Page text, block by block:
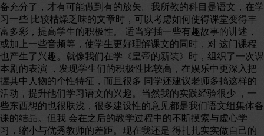
备充分了，才有可能做到有的放矢。我所教的科目是语文，在学
习一些 比较枯燥乏味的文章时，可以考虑如何使得课堂变得丰
富多彩，提高学生的积极性。 适当穿插一些有趣故事的讲述，
或加上一些音频等，使学生更好理解课文的同时，对 这门课程
也产生了兴趣。就像我们在学《皇帝的新装》时，组织了一次课
本剧的表演 ，发现学生们的积极性比较高，在娱乐中更深入把
握其中人物的个性特征，而且很多 同学还建议老师多搞这样的
活动，提升他们学习语文的兴趣。当然我的实践经验很少 ，一
些东西想的也很肤浅，很多建设性的意见都是我们语文组集体备
课的结晶。但我 会在之后的教学过程中的不断摸索与虚心学
习，缩小与优秀教师的差距。现在我还是 得扎扎实实做自己的